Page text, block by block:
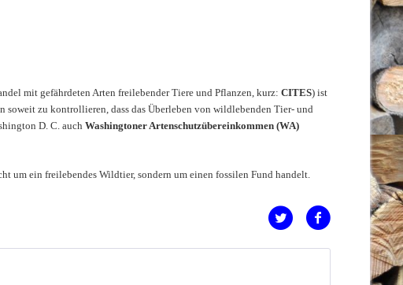
mit gefährdeten Arten freilebender Tiere und Pflanzen, kurz: CITES) ist
zu kontrollieren, dass das Überleben von wildlebenden Tier- und
D. C. auch Washingtoner Artenschutzübereinkommen (WA)
um ein freilebendes Wildtier, sondern um einen fossilen Fund handelt.